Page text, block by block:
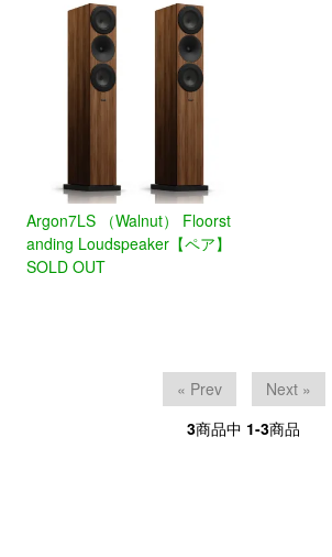
Argon7LS （Walnut） Floorst
anding Loudspeaker【ペア】
SOLD OUT
« Prev
Next »
3商品中 1-3商品